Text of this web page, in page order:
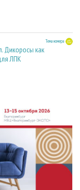
Тема номера
Дикоросы как
ЛПК